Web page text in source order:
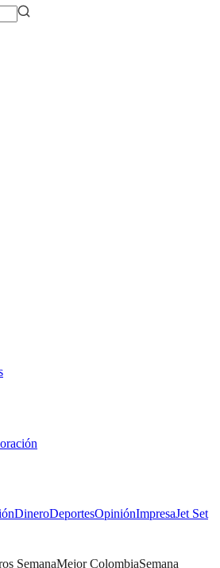
DineroDeportesOpiniónImpresaJet Set
SemanaMejor ColombiaSemana